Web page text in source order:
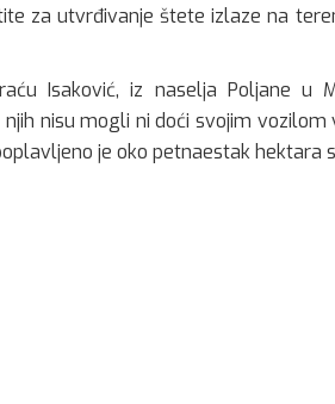
za utvrđivanje štete izlaze na
Isaković, iz naselja Poljane u
nisu mogli ni doći svojim vozilom
je oko petnaestak hektara